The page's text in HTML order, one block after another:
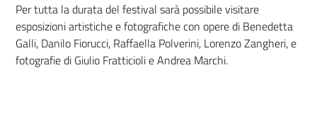
Per tutta la durata del festival sarà possibile visitare
esposizioni artistiche e fotografiche con opere di Benedetta
Galli, Danilo Fiorucci, Raffaella Polverini, Lorenzo Zangheri, e
fotografie di Giulio Fratticioli e Andrea Marchi.